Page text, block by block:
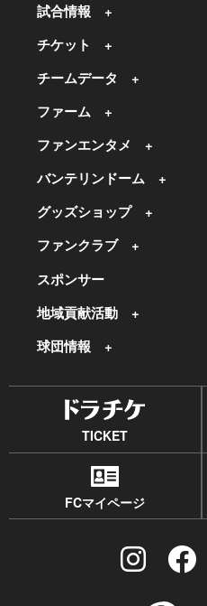
試合情報
チケット
チームデータ
ファーム
ファンエンタメ
バンテリンドーム
グッズショップ
ファンクラブ
スポンサー
地域貢献活動
球団情報
TICKET
FCマイページ